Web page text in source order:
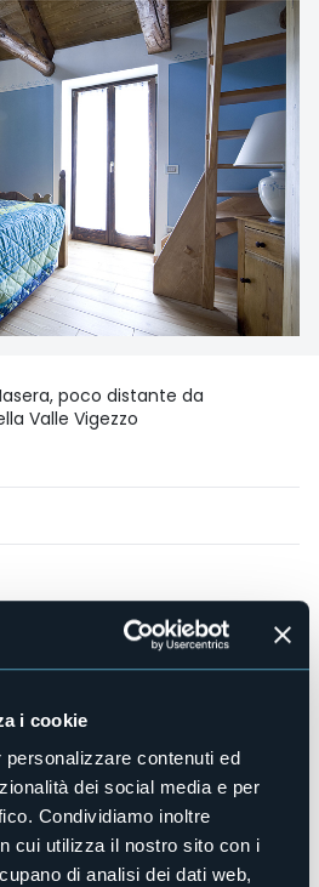
i cookie
contenuti ed
dei social media e per
Condividiamo inoltre
cui utilizza il nostro sito con i
di analisi dei dati web,
poco distante da
Valle Vigezzo